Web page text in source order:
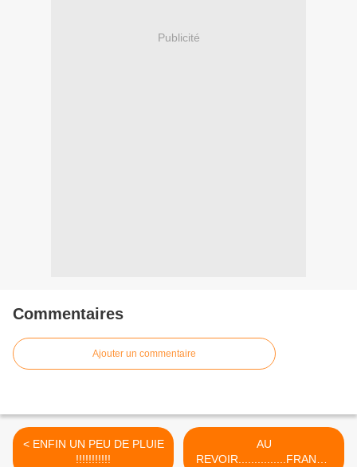
Publicité
Commentaires
Ajouter un commentaire
< ENFIN UN PEU DE PLUIE
!!!!!!!!!!!
AU
REVOIR...............FRANCE